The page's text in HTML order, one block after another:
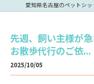
愛知県名
先週、飼い主様が
お散歩代行のご依...
2025/10/05